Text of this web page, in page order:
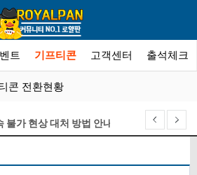
트 기프티콘 고객센터 출석체크
콘 전환현황
불가 현상 대처 방법 안내
지안내